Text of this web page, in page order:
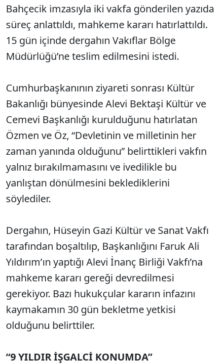
Bahçecik imzasıyla iki vakfa gönderilen yazıda
süreç anlattıldı, mahkeme kararı hatırlattıldı.
15 gün içinde dergahın Vakıflar Bölge
Müdürlüğü’ne teslim edilmesini istedi.
Cumhurbaşkanının ziyareti sonrası Kültür
Bakanlığı bünyesinde Alevi Bektaşi Kültür ve
Cemevi Başkanlığı kurulduğunu hatırlatan
Özmen ve Öz, “Devletinin ve milletinin her
zaman yanında olduğunu” belirttikleri vakfın
yalnız bırakılmamasını ve ivedilikle bu
yanlıştan dönülmesini beklediklerini
söylediler.
Dergahın, Hüseyin Gazi Kültür ve Sanat Vakfı
tarafından boşaltılıp, Başkanlığını Faruk Ali
Yıldırım’ın yaptığı Alevi İnanç Birliği Vakfı’na
mahkeme kararı gereği devredilmesi
gerekiyor. Bazı hukukçular kararın infazını
kaymakamın 30 gün bekletme yetkisi
olduğunu belirttiler.
“9 YILDIR İŞGALCİ KONUMDA”